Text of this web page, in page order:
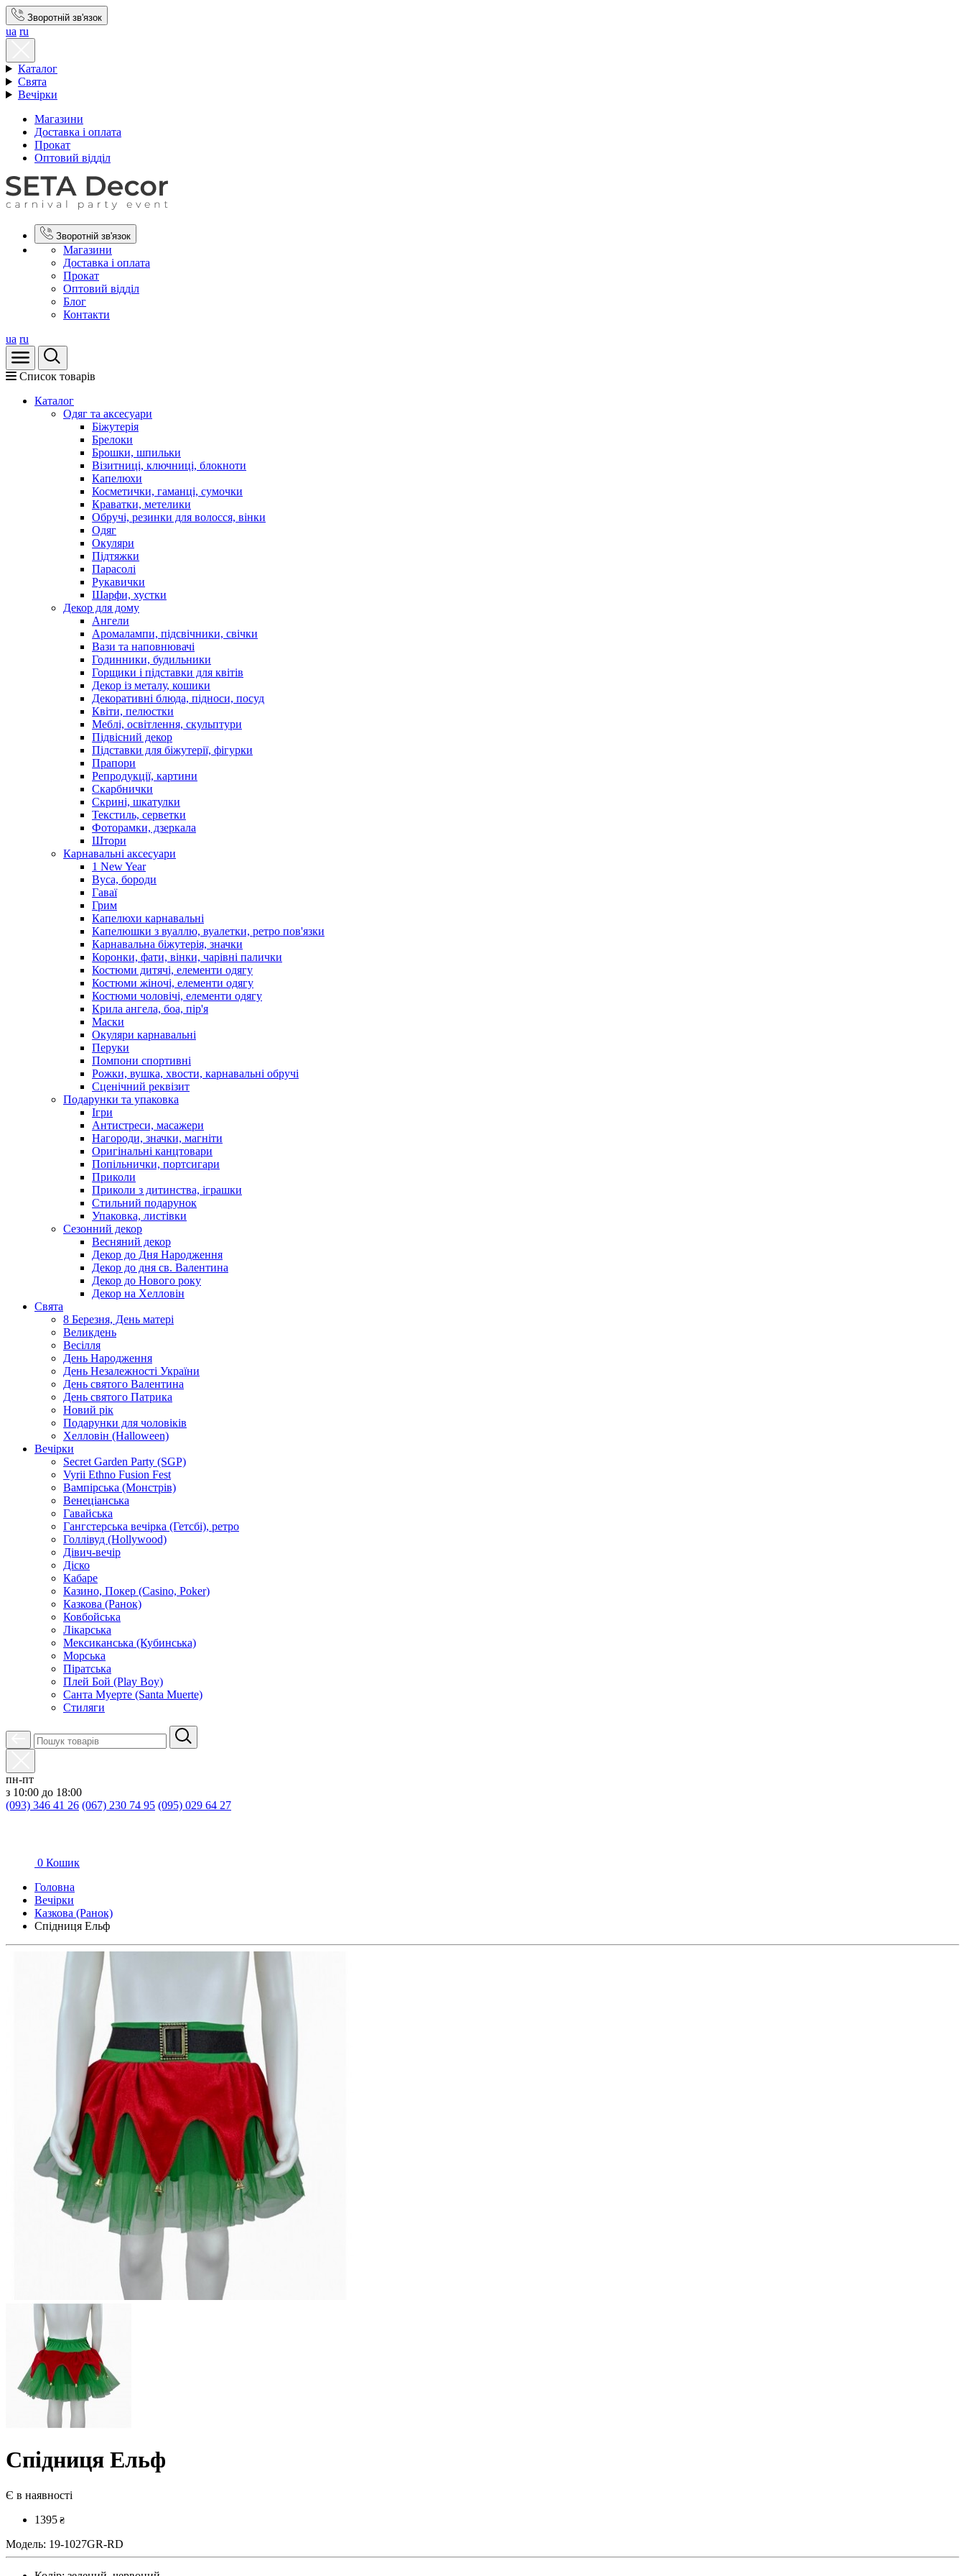
Зворотній зв'язок
ua ru
Каталог
Свята
Вечірки
Магазини
Доставка і оплата
Прокат
Оптовий відділ
Зворотній зв'язок
Магазини
Доставка і оплата
Прокат
Оптовий відділ
Блог
Контакти
ua ru
Список товарів
Каталог
Oдяг та аксесуари
Біжутерія
Брелоки
Брошки, шпильки
Візитниці, ключниці, блокноти
Капелюхи
Косметички, гаманці, сумочки
Краватки, метелики
Обручі, резинки для волосся, вінки
Одяг
Окуляри
Підтяжки
Парасолі
Рукавички
Шарфи, хустки
Декор для дому
Ангели
Аромалампи, підсвічники, свічки
Вази та наповнювачі
Годинники, будильники
Горщики і підставки для квітів
Декор із металу, кошики
Декоративні блюда, підноси, посуд
Квіти, пелюстки
Меблі, освітлення, скульптури
Підвісний декор
Підставки для біжутерії, фігурки
Прапори
Репродукції, картини
Скарбнички
Скрині, шкатулки
Текстиль, серветки
Фоторамки, дзеркала
Штори
Карнавальні аксесуари
1 New Year
Вуса, бороди
Гаваї
Грим
Капелюхи карнавальні
Капелюшки з вуаллю, вуалетки, ретро пов'язки
Карнавальна біжутерія, значки
Коронки, фати, вінки, чарівні палички
Костюми дитячі, елементи одягу
Костюми жіночі, елементи одягу
Костюми чоловічі, елементи одягу
Крила ангела, боа, пір'я
Маски
Окуляри карнавальні
Перуки
Помпони спортивні
Рожки, вушка, хвости, карнавальні обручі
Сценічний реквізит
Подарунки та упаковка
Ігри
Антистреси, масажери
Нагороди, значки, магніти
Оригінальні канцтовари
Попільнички, портсигари
Приколи
Приколи з дитинства, іграшки
Стильний подарунок
Упаковка, листівки
Сезонний декор
Весняний декор
Декор до Дня Народження
Декор до дня св. Валентина
Декор до Нового року
Декор на Хелловін
Свята
8 Березня, День матері
Великдень
Весілля
День Народження
День Незалежності України
День святого Валентина
День святого Патрика
Новий рік
Подарунки для чоловіків
Хелловін (Halloween)
Вечірки
Secret Garden Party (SGP)
Vyrii Ethno Fusion Fest
Вампірська (Монстрів)
Венеціанська
Гавайська
Гангстерська вечірка (Гетсбі), ретро
Голлівуд (Hollywood)
Дівич-вечір
Діско
Кабаре
Казино, Покер (Casino, Poker)
Казкова (Ранок)
Ковбойська
Лікарська
Мексиканська (Кубинська)
Морська
Піратська
Плей Бой (Play Boy)
Санта Муерте (Santa Muerte)
Стиляги
пн-пт
з 10:00 до 18:00
(093) 346 41 26 (067) 230 74 95 (095) 029 64 27
0 Кошик
Головна
Вечірки
Казкова (Ранок)
Спідниця Ельф
Спідниця Ельф
Є в наявності
1395 ₴
Модель: 19-1027GR-RD